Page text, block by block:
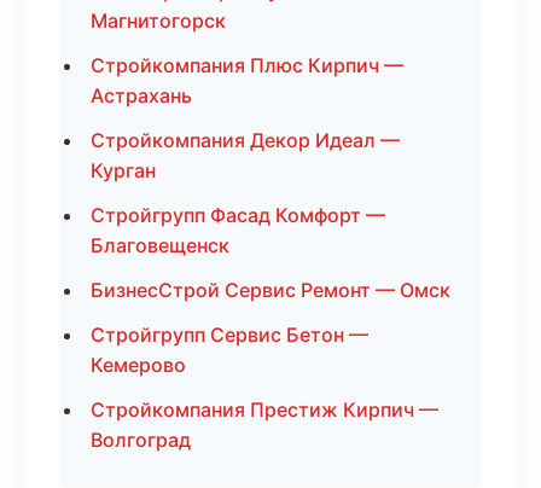
Магнитогорск
Стройкомпания Плюс Кирпич —
Астрахань
Стройкомпания Декор Идеал —
Курган
Стройгрупп Фасад Комфорт —
Благовещенск
БизнесСтрой Сервис Ремонт — Омск
Стройгрупп Сервис Бетон —
Кемерово
Стройкомпания Престиж Кирпич —
Волгоград